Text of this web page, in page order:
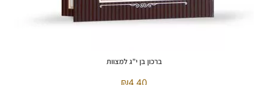
ברכון בן י”ג למצוות